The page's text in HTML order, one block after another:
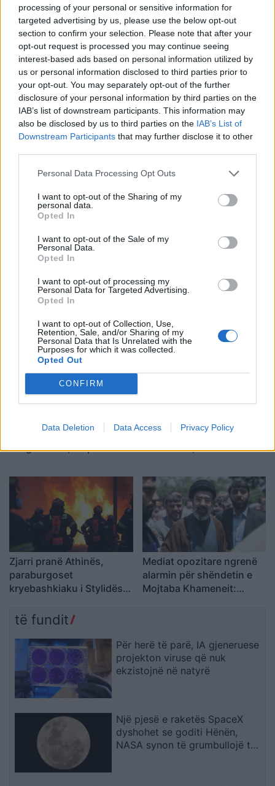
processing of your personal or sensitive information for
targeted advertising by us, please use the below opt-out
section to confirm your selection. Please note that after your
opt-out request is processed you may continue seeing
interest-based ads based on personal information utilized by
us or personal information disclosed to third parties prior to
your opt-out. You may separately opt-out of the further
disclosure of your personal information by third parties on the
IAB’s list of downstream participants. This information may
also be disclosed by us to third parties on the IAB’s List of
Downstream Participants that may further disclose it to other
Personal Data Processing Opt Outs
I want to opt-out of the Sharing of my
personal data.
Opted In
I want to opt-out of the Sale of my
Personal Data.
Opted In
I want to opt-out of processing my
Personal Data for Targeted Advertising.
Opted In
I want to opt-out of Collection, Use,
Retention, Sale, and/or Sharing of my
Personal Data that Is Unrelated with the
Purposes for which it was collected.
Opted Out
CONFIRM
Data Deletion Data Access Privacy Policy
Apeli ndalon përkohësisht
projektin 400 milionë
vallëzimit në Shtëpinë e
Bardhë
Foto+Video/ SHBA hap
arkivin e UFO-ve, dalin
misterioze dhe dukuri të
pashpjeguara
Tezja 82-vjeçare dhe nipi
44-vjeçar gjenden pa jetë
në një banesë në Napoli
Napoli, tezja dhe nipi
gjenden pa jetë në
kishin vdekur prej disa
ditësh
Shkatërrohet në Spanjë
rrjeti i trafikimit të
emigrantëve, 78 persona
sekuestruara
Modelet e Inteligjencës
Artificiale shkelin
udhëzimet, ndërmarrin
manipulojnë njerëzit
Zjarri pranë Athinës,
paraburgoset
kryebashkiaku i Stylidës
Mediat opozitare ngrenë
alarmin për shëndetin e
Mojtaba Khameneit:
të fundit
Për herë të parë, IA gjeneruese
projekton viruse që nuk
ekzistojnë në natyrë
Një pjesë e raketës SpaceX
dyshohet se goditi Hënën,
NASA synon të grumbullojë të